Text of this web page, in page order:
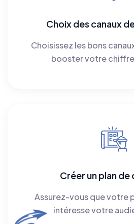
Choix des canaux
Choisissez les bons
booster votre
Créer un plan de
Assurez-vous que votre
intéresse votre